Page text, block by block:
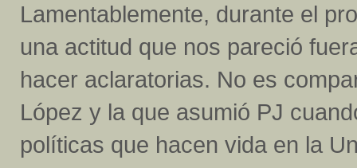
Lamentablemente, durante el
una actitud que nos pareció
hacer aclaratorias. No es
López y la que asumió PJ
políticas que hacen vida en la